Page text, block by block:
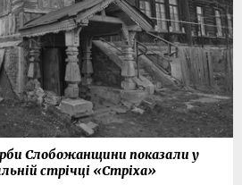
Слобожанщини показали у
стрічці «Стріха»